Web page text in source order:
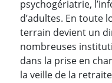
psychogériatrie,
d’adultes. En toute
terrain devient un
nombreuses
dans la prise en
la veille de la